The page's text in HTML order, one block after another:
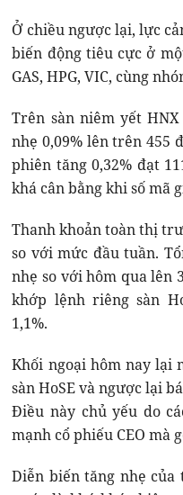
Ở chiều ngược lại, lực
biến động tiêu cực ở
GAS, HPG, VIC, cùng
Trên sàn niêm yết
nhẹ 0,09% lên trên 455
phiên tăng 0,32% đạt
khá cân bằng khi số mã
Thanh khoản toàn thị
so với mức đầu tuần.
nhẹ so với hôm qua lên
khớp lệnh riêng sàn
1,1%.
Khối ngoại hôm nay lại
sàn HoSE và ngược lại
Điều này chủ yếu do
mạnh cổ phiếu CEO mà
Diễn biến tăng nhẹ